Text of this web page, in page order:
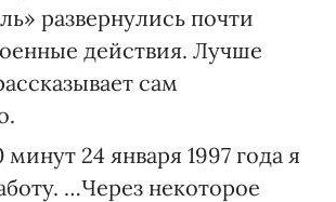
развернулись почти
действия. Лучше
сам
минут 24 января 1997 года я
…Через некоторое